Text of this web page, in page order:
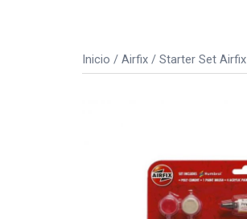
Inicio / Airfix / Starter Set Airfix